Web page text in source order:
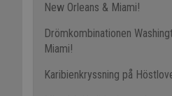
New Orleans & Miami!
Drömkombinationen
Miami!
Karibienkryssning på